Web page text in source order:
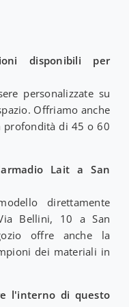
disponibili per
personalizzate su
Offriamo anche
profondità di 45 o 60
Lait a San
direttamente
Bellini, 10 a San
offre anche la
dei materiali in
l'interno di questo